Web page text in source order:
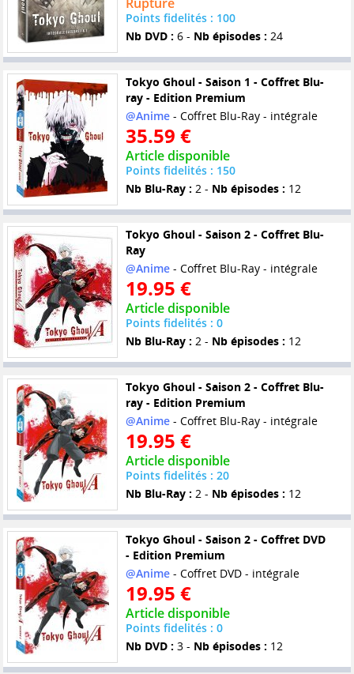
Points fidelités : 100
Nb DVD : 6 - Nb épisodes : 24
Tokyo Ghoul - Saison 1 - Coffret Blu-
ray - Edition Premium
@Anime- Coffret Blu-Ray - intégrale
35.59 €
Article disponible
Points fidelités : 150
Nb Blu-Ray : 2 - Nb épisodes : 12
Tokyo Ghoul - Saison 2 - Coffret Blu-
Ray
@Anime- Coffret Blu-Ray - intégrale
19.95 €
Article disponible
Points fidelités : 0
Nb Blu-Ray : 2 - Nb épisodes : 12
Tokyo Ghoul - Saison 2 - Coffret Blu-
ray - Edition Premium
@Anime- Coffret Blu-Ray - intégrale
19.95 €
Article disponible
Points fidelités : 20
Nb Blu-Ray : 2 - Nb épisodes : 12
Tokyo Ghoul - Saison 2 - Coffret DVD
- Edition Premium
@Anime- Coffret DVD - intégrale
19.95 €
Article disponible
Points fidelités : 0
Nb DVD : 3 - Nb épisodes : 12